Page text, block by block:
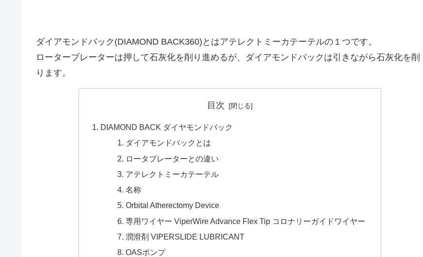
ダイアモンドバック(DIAMOND BACK360)とはアテレクトミーカテーテルの１つです。
ローターブレーターは押して石灰化を削り進めるが、ダイアモンドバックは引きながら石灰化を削
ります。
目次
DIAMOND BACK ダイヤモンドバック
ダイアモンドバックとは
ロータブレーターとの違い
アテレクトミーカテーテル
名称
Orbital Atherectomy Device
専用ワイヤー ViperWire Advance Flex Tip コロナリーガイドワイヤー
潤滑剤 VIPERSLIDE LUBRICANT
OASポンプ